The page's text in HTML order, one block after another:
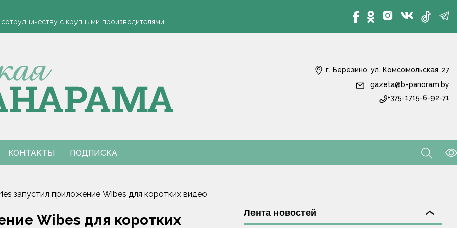
защита яблонь
с крупными производителями
я борюсь за деревню
обозначил слабые места в работе автолавок
на селе: "Просрочка и тухлятина!"
защита яблонь
с крупными производителями
я борюсь за деревню
обозначил слабые места в работе автолавок
на селе: "Просрочка и тухлятина!"
г. Березино, ул. Комсомольская, 27
gazeta@b-panoram.by
+375-1715-6-92-71
КОНТАКТЫ ПОДПИСКА
запустил приложение Wibes для коротких видео
Wibes для коротких
Лента новостей